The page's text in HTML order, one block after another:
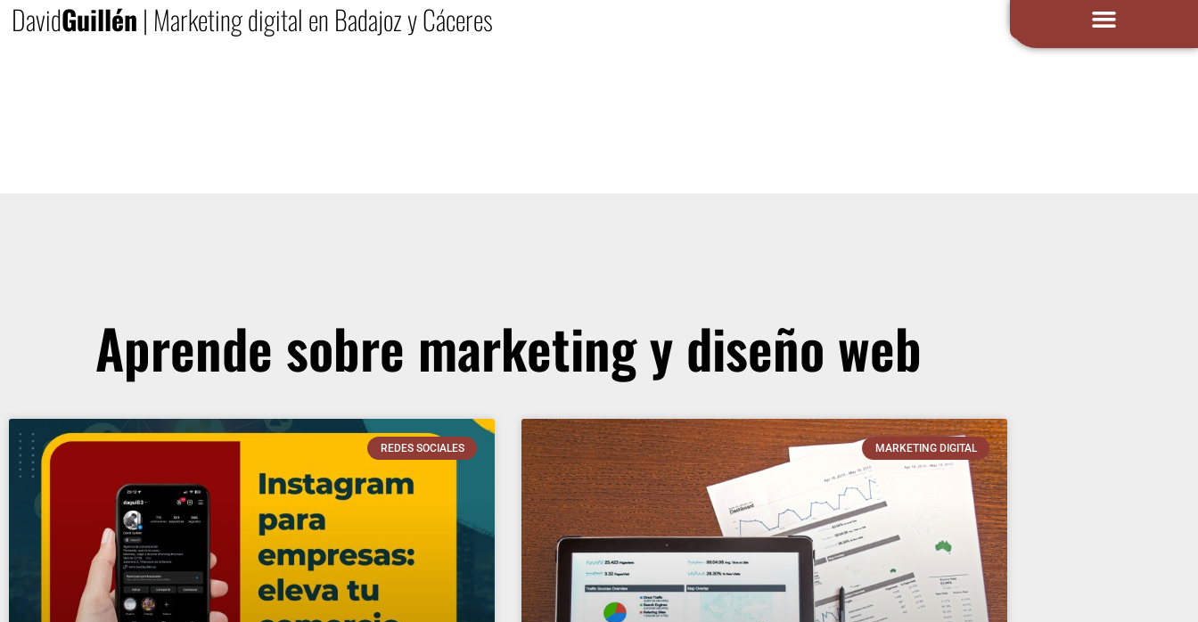
DavidGuillén | Marketing digital en Badajoz y Cáceres
Aprende sobre marketing y diseño web
REDES SOCIALES MARKETING DIGITAL